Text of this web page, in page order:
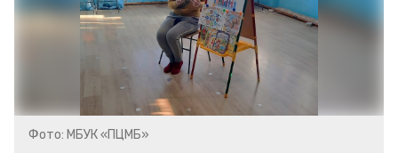
Фото: МБУК «ПЦМБ»